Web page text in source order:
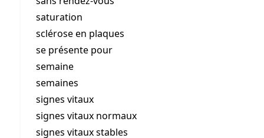
saturation
sclérose en plaques
se présente pour
semaine
semaines
signes vitaux
signes vitaux normaux
signes vitaux stables